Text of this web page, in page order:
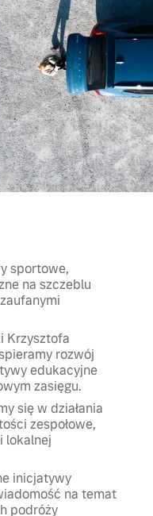
sportowe,
na szczeblu
Krzysztofa
rozwój
edukacyjne
zasięgu.
się w działania
zespołowe,
lokalnej
inicjatywy
na temat
podróży